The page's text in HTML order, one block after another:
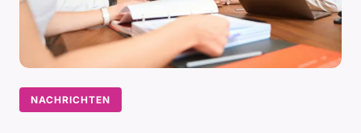
NACHRICHTEN